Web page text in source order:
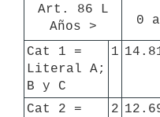
Art. 86 L
Años >
0
Cat 1 =
Literal A;
B y C
1
Cat 2 =
2